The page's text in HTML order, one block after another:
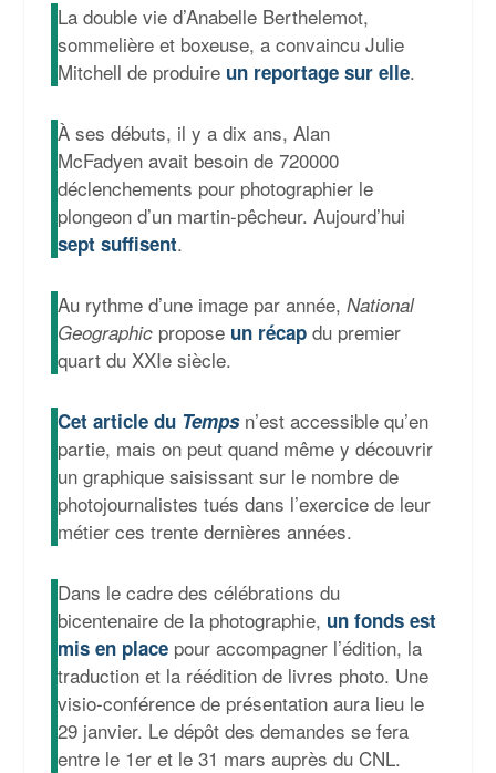
La double vie d’Anabelle Berthelemot,
sommelière et boxeuse, a convaincu Julie
Mitchell de produire un reportage sur elle.
À ses débuts, il y a dix ans, Alan
McFadyen avait besoin de 720000
déclenchements pour photographier le
plongeon d’un martin-pêcheur. Aujourd’hui
sept suffisent.
Au rythme d’une image par année, National
Geographicpropose un récap du premier
quart du XXIe siècle.
Cet article du Tempsn’est accessible qu’en
partie, mais on peut quand même y découvrir
un graphique saisissant sur le nombre de
photojournalistes tués dans l’exercice de leur
métier ces trente dernières années.
Dans le cadre des célébrations du
bicentenaire de la photographie, un fonds est
mis en placepour accompagner l’édition, la
traduction et la réédition de livres photo. Une
visio-conférence de présentation aura lieu le
29 janvier. Le dépôt des demandes se fera
entre le 1er et le 31 mars auprès du CNL.